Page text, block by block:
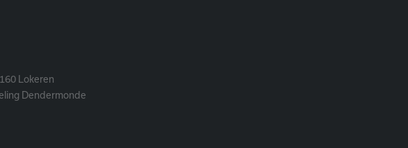
Lokeren
Dendermonde